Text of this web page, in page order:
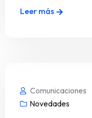
Leer más
Comunicaciones
Novedades